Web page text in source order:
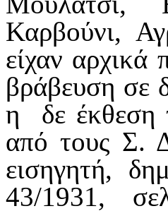
Καρβούνι,
είχαν
βράβευση σε
η δε έκθεση
από τους Σ.
εισηγητή,
43/1931,